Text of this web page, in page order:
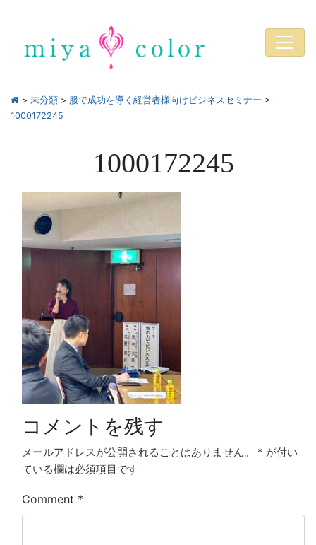
> 未分類 > 服で成功を導く経営者様向けビジネスセミナー >
1000172245
1000172245
コメントを残す
メールアドレスが公開されることはありません。 * が付い
ている欄は必須項目です
Comment *